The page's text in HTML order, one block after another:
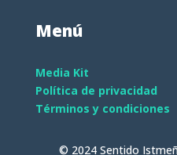
Menú
Media Kit
Política de privacidad
Términos y condiciones
© 2024 Sentido